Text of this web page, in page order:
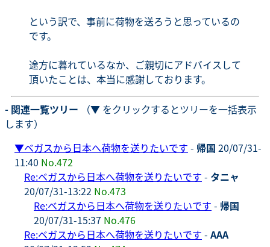
という訳で、事前に荷物を送ろうと思っているの
です。
途方に暮れているなか、ご親切にアドバイスして
頂いたことは、本当に感謝しております。
- 関連一覧ツリー （▼ をクリックするとツリーを一括表示
します）
▼ベガスから日本へ荷物を送りたいです - 帰国 20/07/31-
11:40 No.472
Re:ベガスから日本へ荷物を送りたいです - タニャ
20/07/31-13:22 No.473
Re:ベガスから日本へ荷物を送りたいです - 帰国
20/07/31-15:37 No.476
Re:ベガスから日本へ荷物を送りたいです - AAA